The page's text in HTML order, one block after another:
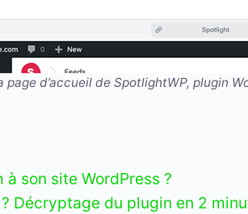
page d’accueil de SpotlightWP, plugin
son site WordPress ?
Décryptage du plugin en 2